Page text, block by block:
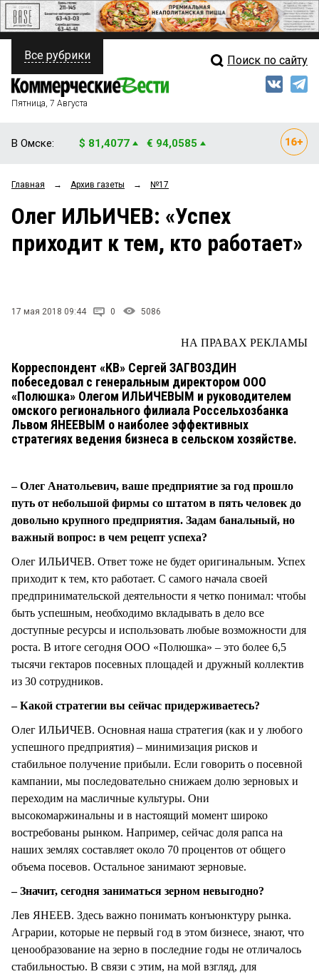
ПОЛИТИКА
ФИНАНСЫ
ОБЩЕСТВО
ЗАКОН
НОВОСТИ КОМПАНИЙ
Свежий выпуск
Рейтинги
Блоги
Все рубрики Поиск по сайту
Пятница, 7 Августа
В Омске: $ 81,4077 € 94,0585
Главная → Архив газеты → №17
Олег ИЛЬИЧЕВ: «Успех
приходит к тем, кто работает»
17 мая 2018 09:44 0 5086
НА ПРАВАХ РЕКЛАМЫ
Корреспондент «КВ» Сергей ЗАГВОЗДИН
побеседовал с генеральным директором ООО
«Полюшка» Олегом ИЛЬИЧЕВЫМ и руководителем
омского регионального филиала Россельхозбанка
Львом ЯНЕЕВЫМ о наиболее эффективных
стратегиях ведения бизнеса в сельском хозяйстве.
– Олег Анатольевич, ваше предприятие за год прошло
путь от небольшой фирмы со штатом в пять человек до
довольно крупного предприятия. Задам банальный, но
важный вопрос: в чем рецепт успеха?
Олег ИЛЬИЧЕВ. Ответ тоже не будет оригинальным. Успех
приходит к тем, кто работает. С самого начала своей
предпринимательской деятельности я четко понимал: чтобы
быть успешным, необходимо вкладывать в дело все
доступные ресурсы и использовать любые возможности для
роста. В итоге сегодня ООО «Полюшка» – это более 6,5
тысячи гектаров посевных площадей и дружный коллектив
из 30 сотрудников.
– Какой стратегии вы сейчас придерживаетесь?
Олег ИЛЬИЧЕВ. Основная наша стратегия (как и у любого
успешного предприятия) – минимизация рисков и
стабильное получение прибыли. Если говорить о посевной
кампании, мы последовательно снижаем долю зерновых и
переходим на масличные культуры. Они
высокомаржинальны и в настоящий момент широко
востребованы рынком. Например, сейчас доля рапса на
наших землях составляет около 70 процентов от общего
объема посевов. Остальное занимают зерновые.
– Значит, сегодня заниматься зерном невыгодно?
Лев ЯНЕЕВ. Здесь важно понимать конъюнктуру рынка.
Аграрии, которые не первый год в этом бизнесе, знают, что
ценообразование на зерно в последние годы не отличалось
стабильностью. В связи с этим, на мой взгляд, для